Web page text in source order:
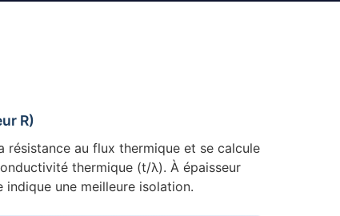
R)
résistance au flux thermique et se calcule
thermique (t/λ). À épaisseur
indique une meilleure isolation.